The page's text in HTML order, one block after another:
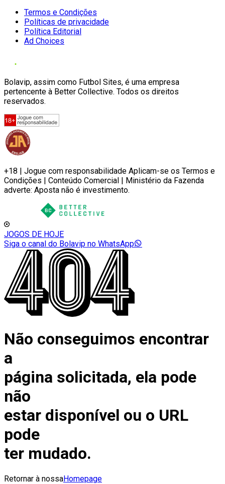
Termos e Condições
Políticas de privacidade
Política Editorial
Ad Choices
Bolavip, assim como Futbol Sites, é uma empresa
pertencente à Better Collective. Todos os direitos
reservados.
+18 | Jogue com responsabilidade Aplicam-se os Termos e
Condições | Conteúdo Comercial | Ministério da Fazenda
adverte: Aposta não é investimento.
JOGOS DE HOJE
Siga o canal do Bolavip no WhatsApp
Não conseguimos encontrar
a
página solicitada, ela pode
não
estar disponível ou o URL
pode
ter mudado.
Retornar à nossaHomepage